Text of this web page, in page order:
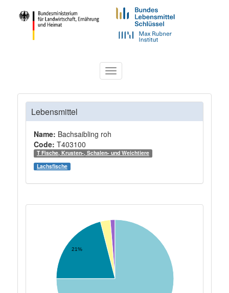
Toggle
navigation
Lebensmittel
Name: Bachsaibling roh
Code: T403100
T Fische, Krusten-, Schalen- und Weichtiere
Lachsfische
21%